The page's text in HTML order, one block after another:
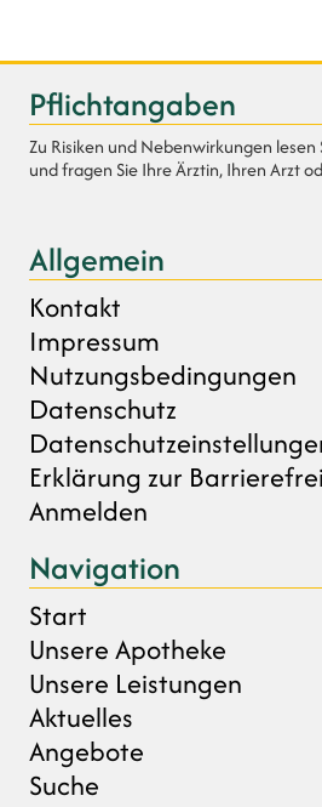
Pflichtangaben
Zu Risiken und Nebenwirkungen lesen
und fragen Sie Ihre Ärztin, Ihren Arzt
Allgemein
Kontakt
Impressum
Nutzungsbedingungen
Datenschutz
Erklärung zur
Anmelden
Navigation
Start
Unsere Apotheke
Unsere Leistungen
Aktuelles
Angebote
Suche